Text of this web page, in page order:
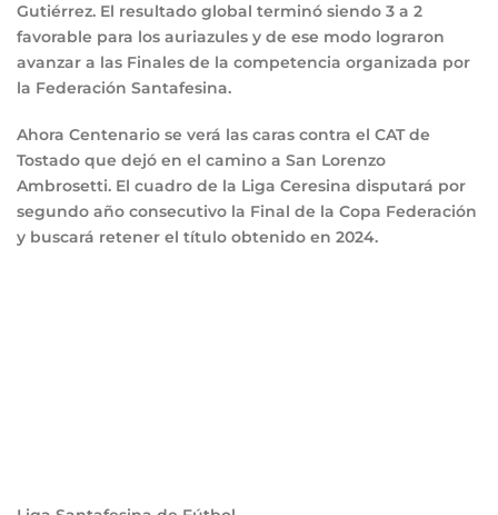
Gutiérrez. El resultado global terminó siendo 3 a 2
favorable para los auriazules y de ese modo lograron
avanzar a las Finales de la competencia organizada por
la Federación Santafesina.
Ahora Centenario se verá las caras contra el CAT de
Tostado que dejó en el camino a San Lorenzo
Ambrosetti. El cuadro de la Liga Ceresina disputará por
segundo año consecutivo la Final de la Copa Federación
y buscará retener el título obtenido en 2024.